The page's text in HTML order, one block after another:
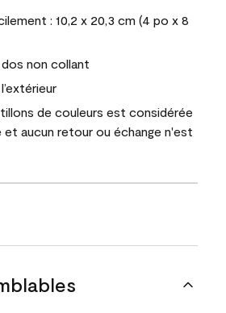
: 10,2 x 20,3 cm (4 po x 8
non collant
de couleurs est considérée
aucun retour ou échange n'est